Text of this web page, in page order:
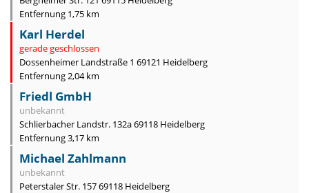
Entfernung 1,75 km
Karl Herdel
gerade geschlossen
Dossenheimer Landstraße 1 69121 Heidelberg
Entfernung 2,04 km
Friedl GmbH
unbekannt
Schlierbacher Landstr. 132a 69118 Heidelberg
Entfernung 3,17 km
Michael Zahlmann
unbekannt
Peterstaler Str. 157 69118 Heidelberg